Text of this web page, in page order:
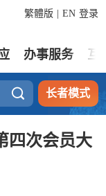
登录
繁體版 EN
办事服务 互
 长者模式
四次会员大